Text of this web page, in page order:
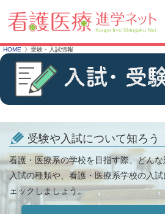
HOME 受験・入試情報
受験や入試について知ろう
看護・医療系の学校を目指す際、どん
入試の種類や、看護・医療系学校の入
ェックしましょう。